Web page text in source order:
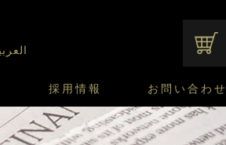
サマーデザート
ファンシーデザートのこだわり
CUSTA
ニュースリリース
採用情報
中途採用
お問い合わせ
よくあるご質問